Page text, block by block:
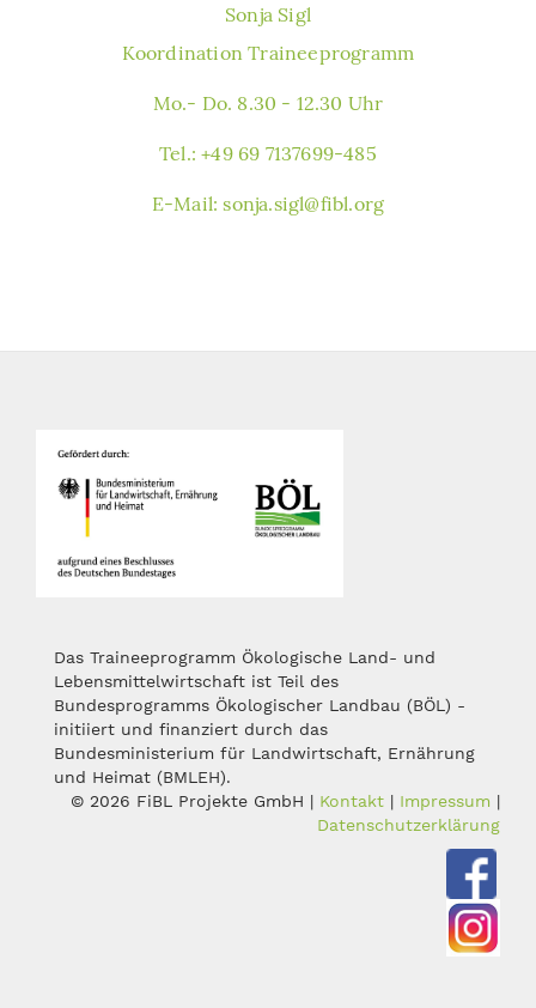
Sonja Sigl
Koordination Traineeprogramm
Mo.- Do. 8.30 - 12.30 Uhr
Tel.: +49 69 7137699-485
E-Mail:sonja.sigl@fibl.org
Das Traineeprogramm Ökologische Land- und
Lebensmittelwirtschaft ist Teil des
Bundesprogramms Ökologischer Landbau (BÖL) -
initiiert und finanziert durch das
Bundesministerium für Landwirtschaft, Ernährung
und Heimat (BMLEH).
© 2026 FiBL Projekte GmbH | Kontakt | Impressum |
Datenschutzerklärung